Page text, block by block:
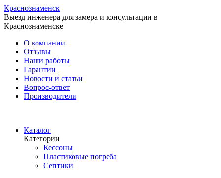
Краснознаменск
Выезд инженера для замера и консультации в
Краснознаменске
О компании
Отзывы
Наши работы
Гарантии
Новости и статьи
Вопрос-ответ
Производители
Каталог
Категории
Кессоны
Пластиковые погреба
Септики